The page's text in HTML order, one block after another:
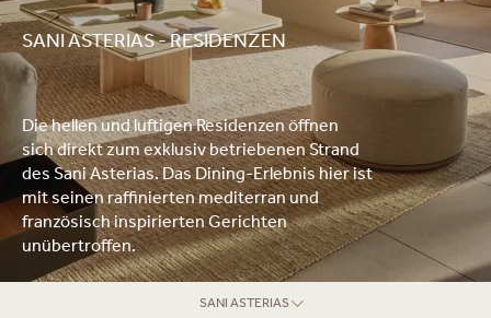
SANI ASTERIAS - RESIDENZEN
Die hellen und luftigen Residenzen öffnen
sich direkt zum exklusiv betriebenen Strand
des Sani Asterias. Das Dining-Erlebnis hier ist
mit seinen raffinierten mediterran und
französisch inspirierten Gerichten
unübertroffen.
SANI ASTERIAS